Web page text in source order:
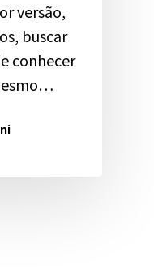
versão,
buscar
conhecer